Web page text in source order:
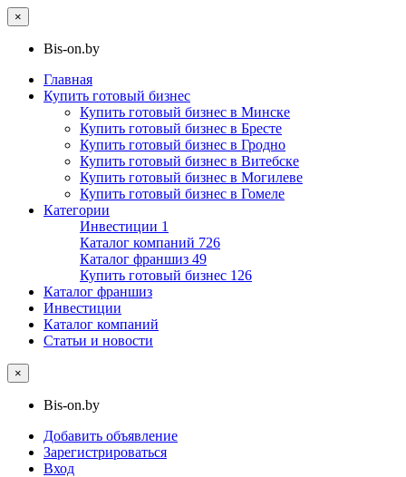
×
Bis-on.by
Главная
Купить готовый бизнес
Купить готовый бизнес в Минске
Купить готовый бизнес в Бресте
Купить готовый бизнес в Гродно
Купить готовый бизнес в Витебске
Купить готовый бизнес в Могилеве
Купить готовый бизнес в Гомеле
Категории
Инвестиции 1
Каталог компаний 726
Каталог франшиз 49
Купить готовый бизнес 126
Каталог франшиз
Инвестиции
Каталог компаний
Статьи и новости
×
Bis-on.by
Добавить объявление
Зарегистрироваться
Вход